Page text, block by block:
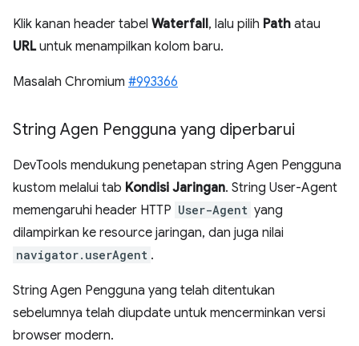
Klik kanan header tabel Waterfall, lalu pilih Path atau
URLuntuk menampilkan kolom baru.
Masalah Chromium #993366
String Agen Pengguna yang diperbarui
DevTools mendukung penetapan string Agen Pengguna
kustom melalui tab Kondisi Jaringan. String User-Agent
memengaruhi header HTTP User-Agent yang
dilampirkan ke resource jaringan, dan juga nilai
navigator.userAgent .
String Agen Pengguna yang telah ditentukan
sebelumnya telah diupdate untuk mencerminkan versi
browser modern.